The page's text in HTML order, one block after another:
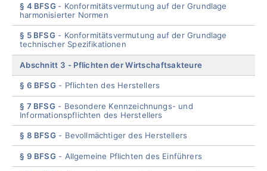
§ 4 BFSG
Konformitätsvermutung auf der Grundlage
harmonisierter Normen
§ 5 BFSG
Konformitätsvermutung auf der Grundlage
technischer Spezifikationen
Abschnitt 3 Pflichten der Wirtschaftsakteure
§ 6 BFSG Pflichten des Herstellers
§ 7 BFSG
Besondere Kennzeichnungs- und
Informationspflichten des Herstellers
§ 8 BFSG Bevollmächtiger des Herstellers
§ 9 BFSG Allgemeine Pflichten des Einführers